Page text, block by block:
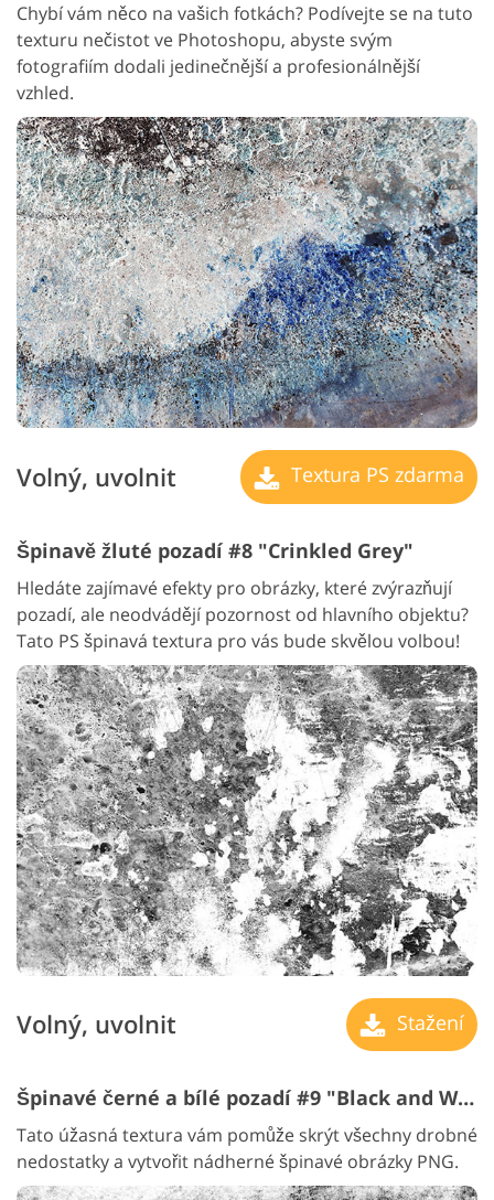
Chybí vám něco na vašich fotkách? Podívejte se na tuto
texturu nečistot ve Photoshopu, abyste svým
fotografiím dodali jedinečnější a profesionálnější
vzhled.
Volný, uvolnit Textura PS zdarma
Špinavě žluté pozadí #8 "Crinkled Grey"
Hledáte zajímavé efekty pro obrázky, které zvýrazňují
pozadí, ale neodvádějí pozornost od hlavního objektu?
Tato PS špinavá textura pro vás bude skvělou volbou!
Volný, uvolnit Stažení
Špinavé černé a bílé pozadí #9 "Black and White"
Tato úžasná textura vám pomůže skrýt všechny drobné
nedostatky a vytvořit nádherné špinavé obrázky PNG.